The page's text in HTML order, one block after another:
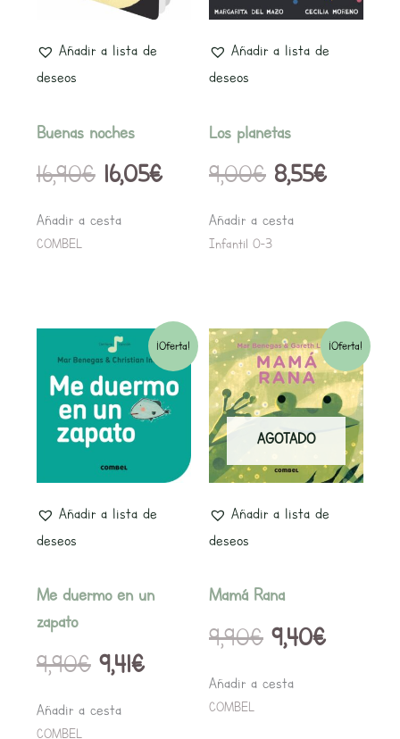
Añadir a lista de
deseos
Buenas noches
16,90€
16,90€.
16,05€
16,05€.
Añadir a cesta
COMBEL
Añadir a lista de
deseos
Los planetas
9,00€
9,00€.
8,55€
8,55€.
Añadir a cesta
Infantil 0-3
¡Oferta!
Añadir a lista de
deseos
Me duermo en un
zapato
9,90€
El
precio
original
9,90€.
9,41€
El
precio
actual
9,41€.
Añadir a cesta
COMBEL
¡Oferta!
AGOTADO
Añadir a lista de
deseos
Mamá Rana
9,90€
El
precio
original
9,90€.
9,40€
El
precio
actual
es:
9,40€.
Añadir a cesta
COMBEL